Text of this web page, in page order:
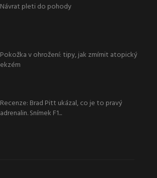
Návrat pleti do pohody
Pokožka v ohrožení: tipy, jak zmírnit atopický
ekzém
Recenze: Brad Pitt ukázal, co je to pravý
adrenalin. Snímek F1...